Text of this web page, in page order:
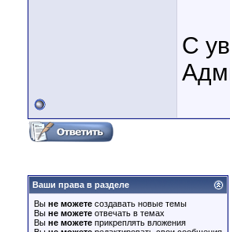
С
Ваши права в разделе
Вы не можете создавать новые темы
Вы не можете отвечать в темах
Вы не можете прикреплять вложения